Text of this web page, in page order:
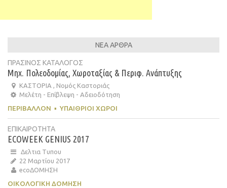
ΝΕΑ ΑΡΘΡΑ
ΠΡΑΣΙΝΟΣ ΚΑΤΑΛΟΓΟΣ
Μηχ. Πολεοδομίας, Χωροταξίας & Περιφ. Ανάπτυξης
ΚΑΣΤΟΡΙΑ , Νομός Καστοριάς
Μελέτη - Επίβλεψη - Αδειοδότηση
ΠΕΡΙΒΆΛΛΟΝ ▪ ΥΠΑΊΘΡΙΟΙ ΧΏΡΟΙ
ΕΠΙΚΑΙΡΟΤΗΤΑ
ECOWEEK GENIUS 2017
Δελτια Τυπου
22 Μαρτίου 2017
ecoΔΟΜΗΣΗ
ΟΙΚΟΛΟΓΙΚΉ ΔΌΜΗΣΗ